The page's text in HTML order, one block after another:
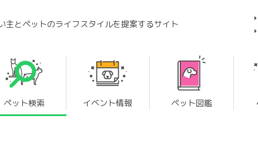
主とペットのライフスタイルを提案するサイト
ペット検索 イベント情報 ペット図鑑